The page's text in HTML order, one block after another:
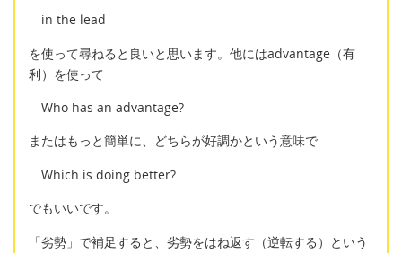
in the lead
を使って尋ねると良いと思います。他にはadvantage（有
利）を使って
Who has an advantage?
またはもっと簡単に、どちらが好調かという意味で
Which is doing better?
でもいいです。
「劣勢」で補足すると、劣勢をはね返す（逆転する）という